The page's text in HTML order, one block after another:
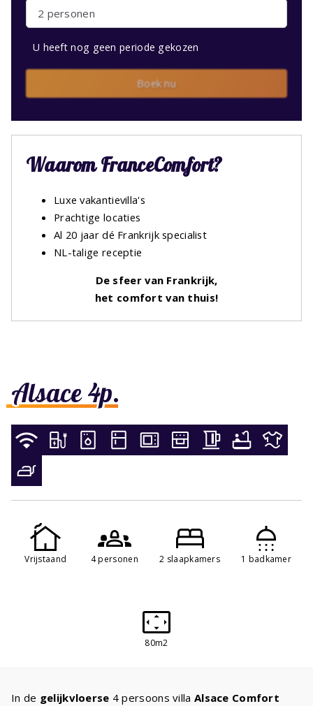
Alsace 4p.
Vrijstaand 4 personen 2 slaapkamers 1 badkamer
80m2
In de gelijkvloerse 4 persoons villa Alsace Comfort
2 personen
U heeft nog geen periode gekozen
Boek nu
Waarom FranceComfort?
Luxe vakantievilla's
Prachtige locaties
Al 20 jaar dé Frankrijk specialist
NL-talige receptie
De sfeer van Frankrijk,
het comfort van thuis!